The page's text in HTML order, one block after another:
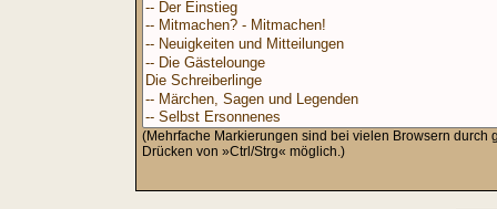
(Mehrfache Markierungen sind bei vielen Browsern durch
Drücken von »Ctrl/Strg« möglich.)